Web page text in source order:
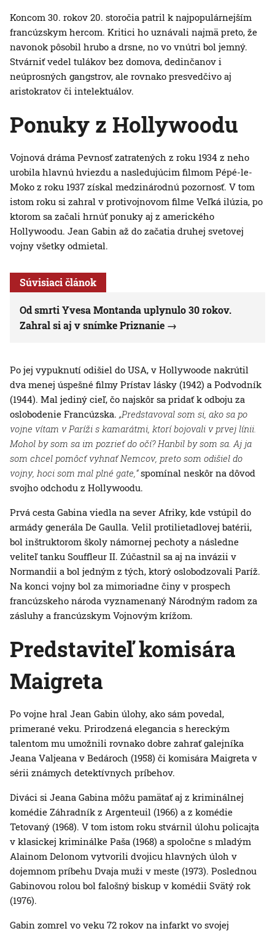
Koncom 30. rokov 20. storočia patril k najpopulárnejším
francúzskym hercom. Kritici ho uznávali najmä preto, že
navonok pôsobil hrubo a drsne, no vo vnútri bol jemný.
Stvárniť vedel tulákov bez domova, dedinčanov i
neúprosných gangstrov, ale rovnako presvedčivo aj
aristokratov či intelektuálov.
Ponuky z Hollywoodu
Vojnová dráma Pevnosť zatratených z roku 1934 z neho
urobila hlavnú hviezdu a nasledujúcim filmom Pépé-le-
Moko z roku 1937 získal medzinárodnú pozornosť. V tom
istom roku si zahral v protivojnovom filme Veľká ilúzia, po
ktorom sa začali hrnúť ponuky aj z amerického
Hollywoodu. Jean Gabin až do začatia druhej svetovej
vojny všetky odmietal.
Súvisiaci článok
Od smrti Yvesa Montanda uplynulo 30 rokov.
Zahral si aj v snímke Priznanie
Po jej vypuknutí odišiel do USA, v Hollywoode nakrútil
dva menej úspešné filmy Prístav lásky (1942) a Podvodník
(1944). Mal jediný cieľ, čo najskôr sa pridať k odboju za
oslobodenie Francúzska. „Predstavoval som si, ako sa po
vojne vítam v Paríži s kamarátmi, ktorí bojovali v prvej línii.
Mohol by som sa im pozrieť do očí? Hanbil by som sa. Aj ja
som chcel pomôcť vyhnať Nemcov, preto som odišiel do
vojny, hoci som mal plné gate,“spomínal neskôr na dôvod
svojho odchodu z Hollywoodu.
Prvá cesta Gabina viedla na sever Afriky, kde vstúpil do
armády generála De Gaulla. Velil protilietadlovej batérii,
bol inštruktorom školy námornej pechoty a následne
veliteľ tanku Souffleur II. Zúčastnil sa aj na invázii v
Normandii a bol jedným z tých, ktorý oslobodzovali Paríž.
Na konci vojny bol za mimoriadne činy v prospech
francúzskeho národa vyznamenaný Národným radom za
zásluhy a francúzskym Vojnovým krížom.
Predstaviteľ komisára
Maigreta
Po vojne hral Jean Gabin úlohy, ako sám povedal,
primerané veku. Prirodzená elegancia s hereckým
talentom mu umožnili rovnako dobre zahrať galejníka
Jeana Valjeana v Bedároch (1958) či komisára Maigreta v
sérii známych detektívnych príbehov.
Diváci si Jeana Gabina môžu pamätať aj z kriminálnej
komédie Záhradník z Argenteuil (1966) a z komédie
Tetovaný (1968). V tom istom roku stvárnil úlohu policajta
v klasickej kriminálke Paša (1968) a spoločne s mladým
Alainom Delonom vytvorili dvojicu hlavných úloh v
dojemnom príbehu Dvaja muži v meste (1973). Poslednou
Gabinovou rolou bol falošný biskup v komédii Svätý rok
(1976).
Gabin zomrel vo veku 72 rokov na infarkt vo svojej